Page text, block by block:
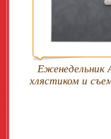
Еженедельник
хлястиком и